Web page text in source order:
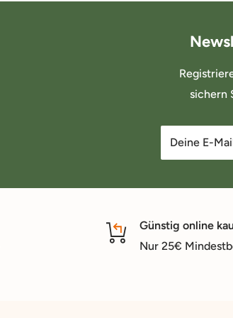
sichern
Deine E-
Günstig online
Nur 25€